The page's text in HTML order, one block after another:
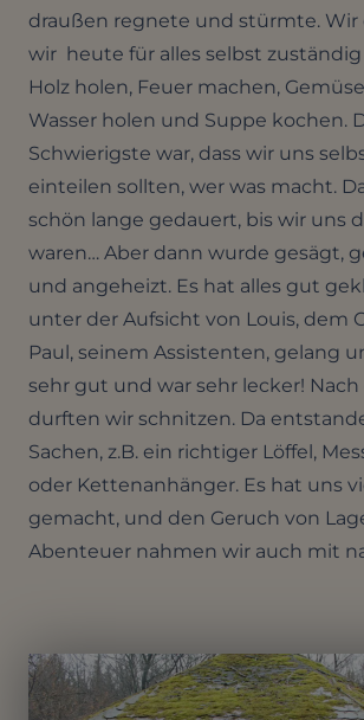
draußen regnete und stürmte. Wir
wir heute für alles selbst
Holz holen, Feuer machen,
Wasser holen und Suppe kochen.
Schwierigste war, dass wir uns
einteilen sollten, wer was macht.
schön lange gedauert, bis wir uns
waren… Aber dann wurde gesägt,
und angeheizt. Es hat alles gut
unter der Aufsicht von Louis, dem
Paul, seinem Assistenten, gelang
sehr gut und war sehr lecker! Nach
durften wir schnitzen. Da
Sachen, z.B. ein richtiger Löffel,
oder Kettenanhänger. Es hat uns
gemacht, und den Geruch von
Abenteuer nahmen wir auch mit